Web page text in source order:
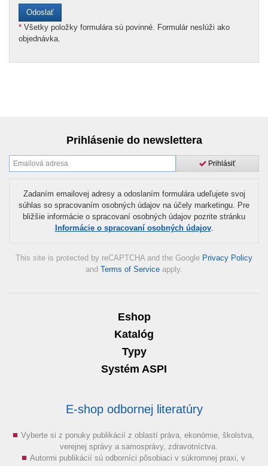
* Všetky položky formulára sú povinné. Formulár neslúži ako
objednávka.
Prihlásenie do newslettera
Prihlásiť
Zadaním emailovej adresy a odoslaním formulára udeľujete svoj
súhlas so spracovaním osobných údajov na účely marketingu. Pre
bližšie informácie o spracovaní osobných údajov pozrite stránku
Informácie o spracovaní osobných údajov.
This site is protected by reCAPTCHA and the Google Privacy Policy
and Terms of Service apply.
Eshop
Katalóg
Typy
Systém ASPI
E-shop odbornej literatúry
Vyberte si z ponuky publikácií z oblastí práva, ekonómie, školstva,
verejnej správy a samosprávy, zdravotníctva.
Autormi publikácií sú odborníci pôsobiaci v súkromnej praxi, v